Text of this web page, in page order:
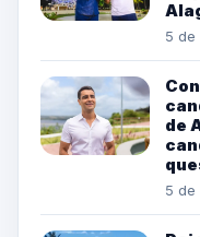
5 de
de
5 de